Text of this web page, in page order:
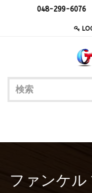
048-299-6076
ファンケル